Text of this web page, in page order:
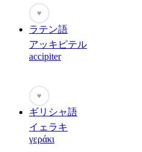
♥
ラテン語
アッキピテル
accipiter
♥
ギリシャ語
イェラキ
γεράκι